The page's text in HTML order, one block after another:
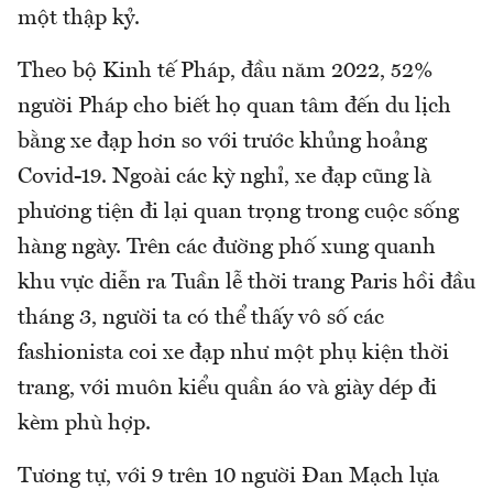
một thập kỷ.
Theo bộ Kinh tế Pháp, đầu năm 2022, 52%
người Pháp cho biết họ quan tâm đến du lịch
bằng xe đạp hơn so với trước khủng hoảng
Covid-19. Ngoài các kỳ nghỉ, xe đạp cũng là
phương tiện đi lại quan trọng trong cuộc sống
hàng ngày. Trên các đường phố xung quanh
khu vực diễn ra Tuần lễ thời trang Paris hồi đầu
tháng 3, người ta có thể thấy vô số các
fashionista coi xe đạp như một phụ kiện thời
trang, với muôn kiểu quần áo và giày dép đi
kèm phù hợp.
Tương tự, với 9 trên 10 người Đan Mạch lựa